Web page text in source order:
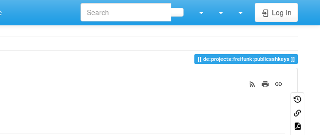
Log In
de:projects:freifunk:publicsshkeys